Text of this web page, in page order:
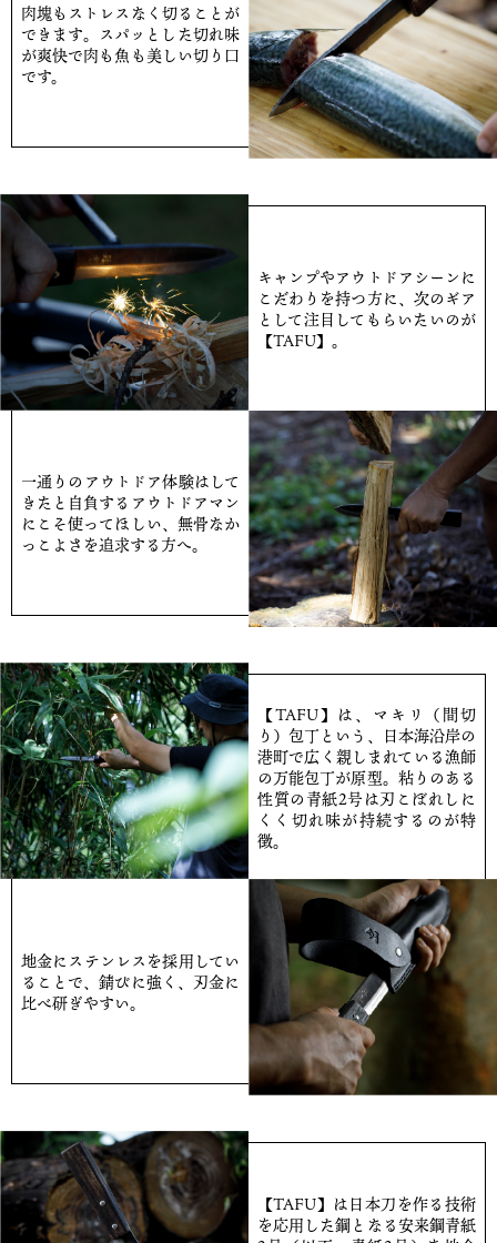
肉塊もストレスなく切ることが
できます。スパッとした切れ味
が爽快で肉も魚も美しい切り口
です。
キャンプやアウトドアシーンに
こだわりを持つ方に、次のギア
として注目してもらいたいのが
【TAFU】。
一通りのアウトドア体験はして
きたと自負するアウトドアマン
にこそ使ってほしい、無骨なか
っこよさを追求する方へ。
【TAFU】は、マキリ（間切
り）包丁という、日本海沿岸の
港町で広く親しまれている漁師
の万能包丁が原型。粘りのある
性質の青紙2号は刃こぼれしに
くく切れ味が持続するのが特
徴。
地金にステンレスを採用してい
ることで、錆びに強く、刃金に
比べ研ぎやすい。
【TAFU】は日本刀を作る技術
を応用した鋼となる安来鋼青紙